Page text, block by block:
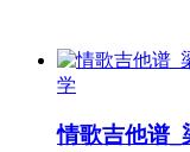
学
情歌吉他谱_